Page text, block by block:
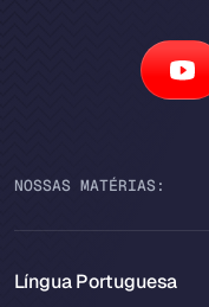
NOSSAS MATÉRIAS:
Língua Portuguesa